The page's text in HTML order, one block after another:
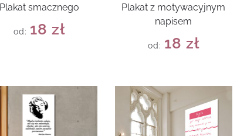
Plakat smacznego
od: 18 zł
Plakat z motywacyjnym
napisem
od: 18 zł